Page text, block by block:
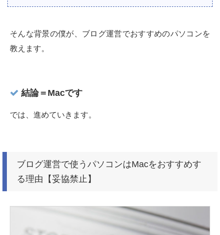
そんな背景の僕が、ブログ運営でおすすめのパソコンを
教えます。
結論＝Macです
では、進めていきます。
ブログ運営で使うパソコンはMacをおすすめす
る理由【妥協禁止】